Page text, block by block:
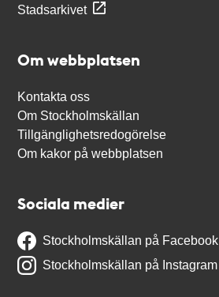
Stadsarkivet
Om webbplatsen
Kontakta oss
Om Stockholmskällan
Tillgänglighetsredogörelse
Om kakor på webbplatsen
Sociala medier
Stockholmskällan på Facebook
Stockholmskällan på Instagram